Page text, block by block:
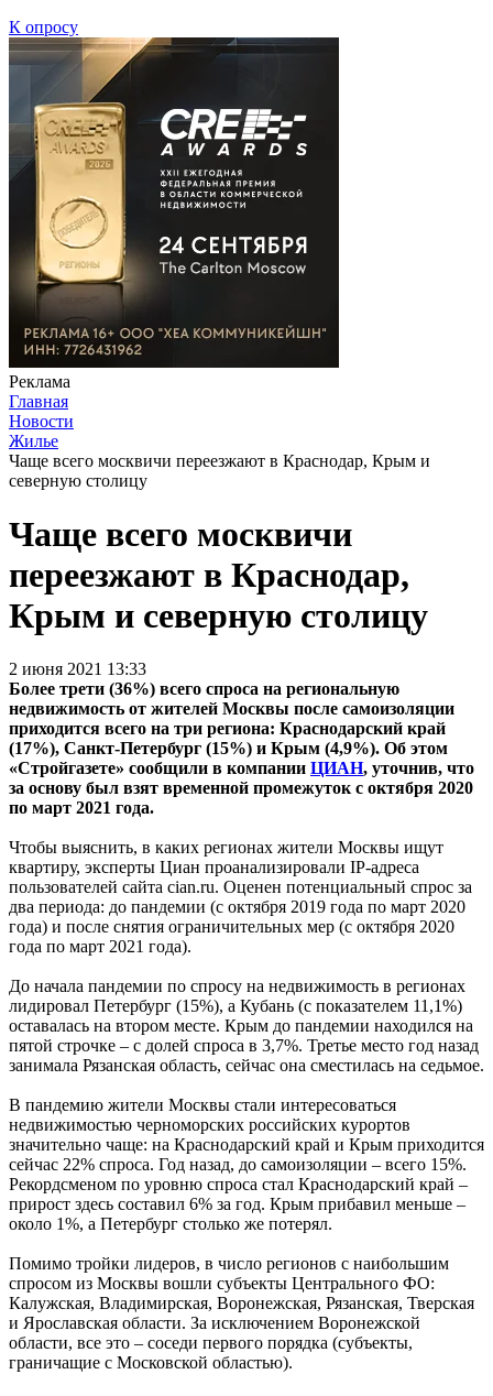
К опросу
Реклама
Главная
Новости
Жилье
Чаще всего москвичи переезжают в Краснодар, Крым и
северную столицу
Чаще всего москвичи
переезжают в Краснодар,
Крым и северную столицу
2 июня 2021 13:33
Более трети (36%) всего спроса на региональную
недвижимость от жителей Москвы после самоизоляции
приходится всего на три региона: Краснодарский край
(17%), Санкт-Петербург (15%) и Крым (4,9%). Об этом
«Стройгазете» сообщили в компании ЦИАН, уточнив, что
за основу был взят временной промежуток с октября 2020
по март 2021 года.
Чтобы выяснить, в каких регионах жители Москвы ищут
квартиру, эксперты Циан проанализировали IP-адреса
пользователей сайта сian.ru. Оценен потенциальный спрос за
два периода: до пандемии (с октября 2019 года по март 2020
года) и после снятия ограничительных мер (с октября 2020
года по март 2021 года).
До начала пандемии по спросу на недвижимость в регионах
лидировал Петербург (15%), а Кубань (с показателем 11,1%)
оставалась на втором месте. Крым до пандемии находился на
пятой строчке – с долей спроса в 3,7%. Третье место год назад
занимала Рязанская область, сейчас она сместилась на седьмое.
В пандемию жители Москвы стали интересоваться
недвижимостью черноморских российских курортов
значительно чаще: на Краснодарский край и Крым приходится
сейчас 22% спроса. Год назад, до самоизоляции – всего 15%.
Рекордсменом по уровню спроса стал Краснодарский край –
прирост здесь составил 6% за год. Крым прибавил меньше –
около 1%, а Петербург столько же потерял.
Помимо тройки лидеров, в число регионов с наибольшим
спросом из Москвы вошли субъекты Центрального ФО:
Калужская, Владимирская, Воронежская, Рязанская, Тверская
и Ярославская области. За исключением Воронежской
области, все это – соседи первого порядка (субъекты,
граничащие с Московской областью).